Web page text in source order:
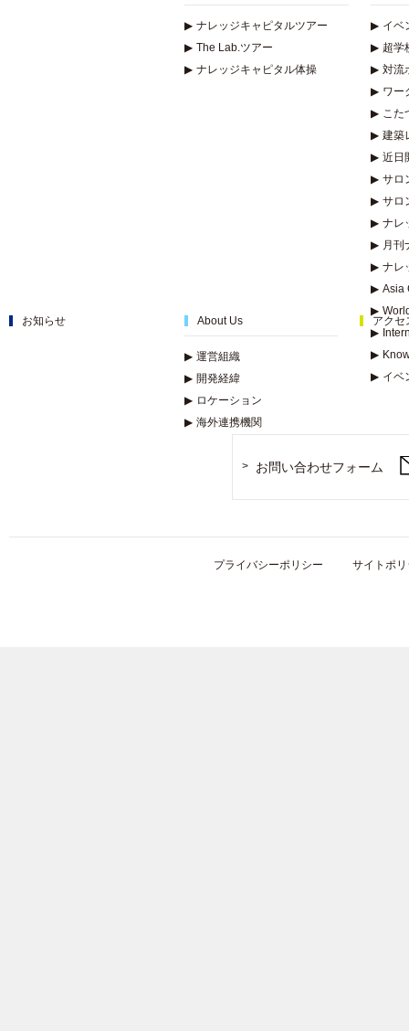
▶ ナレッジキャピタルツアー
▶ The Lab.ツアー
▶ ナレッジキャピタル体操
▶ イベ
▶ 超学
▶ 対流
▶ ワー
▶ こた
▶ 建築
▶ 近日
▶ サロ
▶ サロ
▶ ナレ
▶ 月刊
▶ ナレ
▶ Asia
▶
▶
▶
▶ イベ
お知らせ About Us
▶ 運営組織
▶ 開発経緯
▶ ロケーション
▶ 海外連携機関
アクセ
お問い合わせフォーム
プライバシーポリシー サイトポ